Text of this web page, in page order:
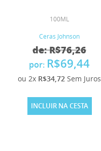
100ML
Ceras Johnson
de: R$76,26
por: R$69,44
ou 2x R$34,72 Sem Juros
INCLUIR NA CESTA